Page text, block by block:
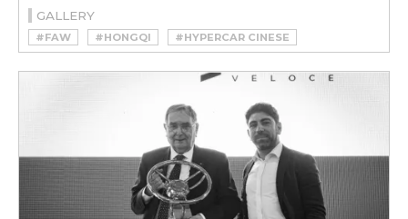
GALLERY
#FAW #HONGQI
#HYPERCAR CINESE
#MOTORVALLEY
#SILK EV
#WALTER DE SILVA